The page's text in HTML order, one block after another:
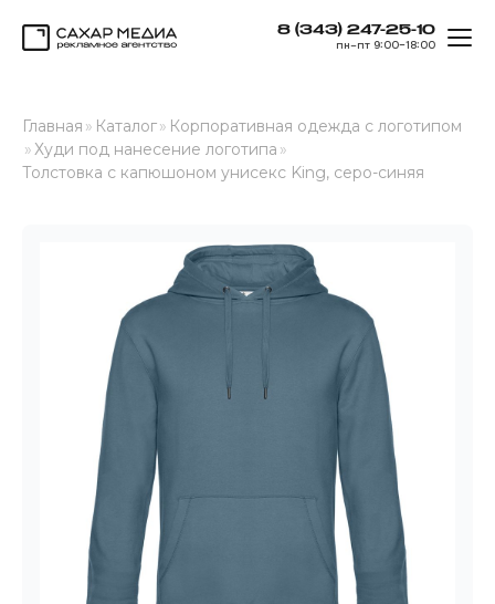
8 (343) 247-25-10
пн–пт 9:00–18:00
Главная » Каталог» Корпоративная одежда с логотипом
»Худи под нанесение логотипа »
Толстовка с капюшоном унисекс King, серо-синяя